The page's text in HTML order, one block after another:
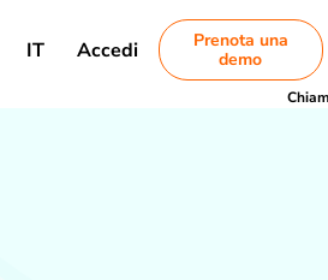
IT Accedi
Prenota una
demo